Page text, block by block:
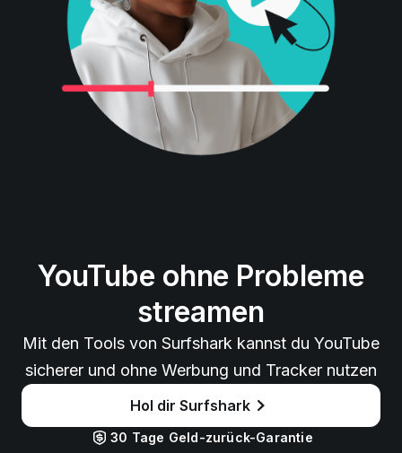
YouTube ohne Probleme
streamen
Mit den Tools von Surfshark kannst du YouTube
sicherer und ohne Werbung und Tracker nutzen
Hol dir Surfshark
30 Tage Geld-zurück-Garantie